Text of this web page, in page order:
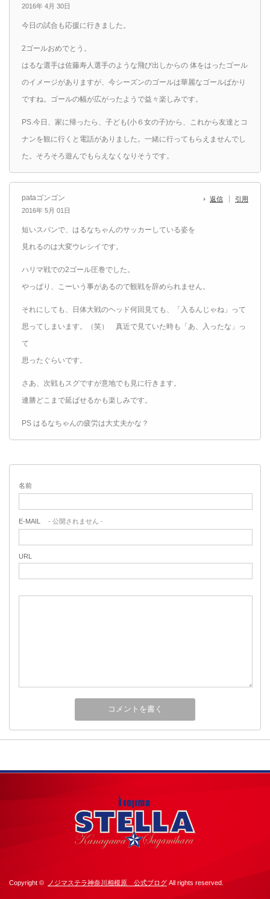
2016年 4月 30日
今日の試合も応援に行きました。
2ゴールおめでとう。
はるな選手は佐藤寿人選手のような飛び出しからの 体をはったゴール
のイメージがありますが、今シーズンのゴールは華麗なゴールばかり
ですね。ゴールの幅が広がったようで益々楽しみです。
PS.今日、家に帰ったら、子ども(小６女の子)から、これから友達とコ
ナンを観に行くと電話がありました。一緒に行ってもらえませんでし
た。そろそろ遊んでもらえなくなりそうです。
pataゴンゴン
2016年 5月 01日
返信 引用
短いスパンで、はるなちゃんのサッカーしている姿を
見れるのは大変ウレシイです。
ハリマ戦での2ゴール圧巻でした。
やっぱり、こーいう事があるので観戦を辞められません。
それにしても、日体大戦のヘッド何回見ても、「入るんじゃね」って
思ってしまいます。（笑） 真近で見ていた時も「あ、入ったな」っ
て
思ったぐらいです。
さあ、次戦もスグですが意地でも見に行きます。
連勝どこまで延ばせるかも楽しみです。
PS はるなちゃんの疲労は大丈夫かな？
名前
E-MAIL - 公開されません -
URL
Copyright © ノジマステラ神奈川相模原 公式ブログ All rights reserved.